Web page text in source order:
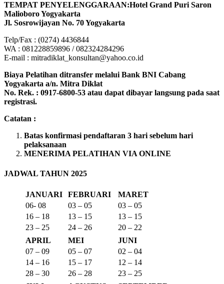
TEMPAT PENYELENGGARAAN:Hotel Grand Puri Saron
Malioboro Yogyakarta
Jl. Sosrowijayan No. 70 Yogyakarta
Telp/Fax : (0274) 4436844
WA : 081228859896 / 082324284296
E-mail : mitradiklat_konsultan@yahoo.co.id
Biaya Pelatihan ditransfer melalui Bank BNI Cabang
Yogyakarta a/n. Mitra Diklat
No. Rek. : 0917-6800-53 atau dapat dibayar langsung pada saat
registrasi.
Catatan :
Batas konfirmasi pendaftaran 3 hari sebelum hari
pelaksanaan
MENERIMA PELATIHAN VIA ONLINE
JADWAL TAHUN 2025
JANUARI FEBRUARI
MARET
06- 08
03 – 05
03 – 05
16 – 18
13 – 15
13 – 15
23 – 25
24 – 26
20 – 22
APRIL
MEI
JUNI
07 – 09
05 – 07
02 – 04
14 – 16
15 – 17
12 – 14
28 – 30
26 – 28
23 – 25